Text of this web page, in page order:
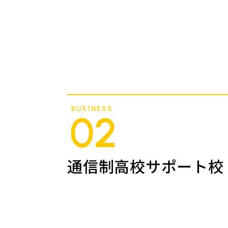
BUSINESS
02
通信制高校サポート校